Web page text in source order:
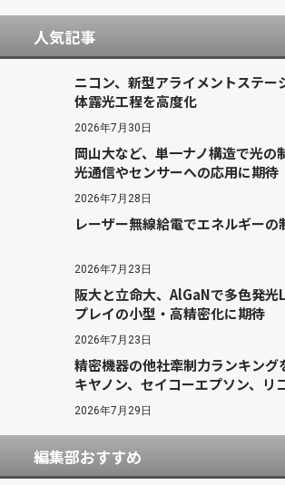
人気記事
ニコン、新型アライメントステ
体露光工程を高度化
2026年7月30日
岡山大など、単一ナノ構造で光
光通信やセンサーへの応用に期待
2026年7月28日
レーザー無線給電でエネルギーの
2026年7月23日
阪大と立命大、AlGaNで多色発
プレイの小型・高精密化に期待
2026年7月23日
精密機器の他社牽制力ランキン
キヤノン、セイコーエプソン、リ
2026年7月29日
編集部おすすめ